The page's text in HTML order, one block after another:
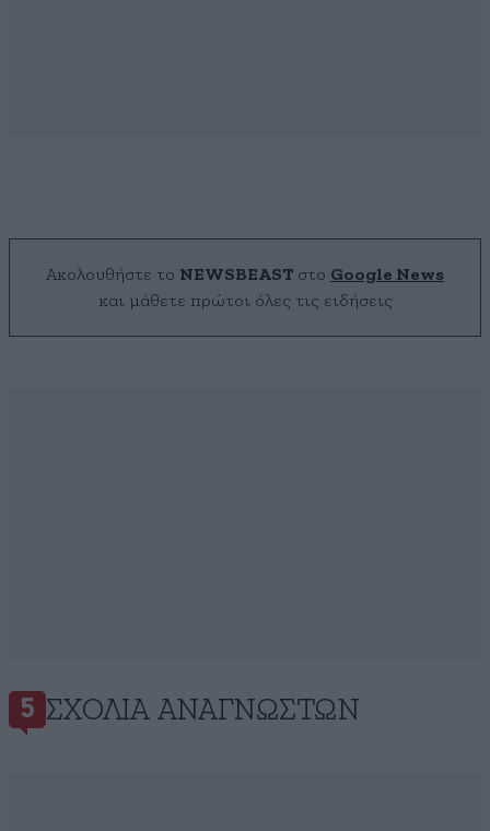
Ακολουθήστε το NEWSBEAST στο Google News
και μάθετε πρώτοι όλες τις ειδήσεις
5 ΣΧΌΛΙΑ ΑΝΑΓΝΩΣΤΏΝ